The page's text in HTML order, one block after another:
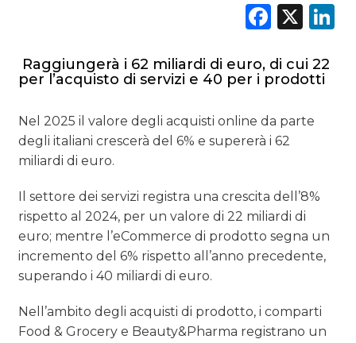
X
Raggiungerà i 62 miliardi di euro, di cui 22
per l’acquisto di servizi e 40 per i prodotti
Nel 2025 il valore degli acquisti online da parte
degli italiani crescerà del 6% e supererà i 62
miliardi di euro.
Il settore dei servizi registra una crescita dell’8%
rispetto al 2024, per un valore di 22 miliardi di
euro; mentre l’eCommerce di prodotto segna un
incremento del 6% rispetto all’anno precedente,
superando i 40 miliardi di euro.
Nell’ambito degli acquisti di prodotto, i comparti
Food & Grocery e Beauty&Pharma registrano un